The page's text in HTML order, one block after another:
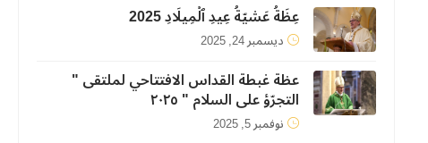
عِظَةُ عَشيّةُ عِيدِ ٱلْمِيلَادِ 2025
ديسمبر 24, 2025
عظة غبطة القداس الافتتاحي لملتقى "
التجرّؤ على السلام " ٢٠٢٥
نوفمبر 5, 2025